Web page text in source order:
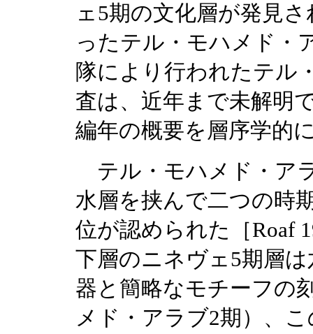
ェ5期の文化層が発見
ったテル・モハメド・
隊により行われたテル
査は、近年まで未解明
編年の概要を層序学的
テル・モハメド・ア
水層を挟んで二つの時
位が認められた［Roaf
下層のニネヴェ5期層
器と簡略なモチーフの
メド・アラブ2期）、